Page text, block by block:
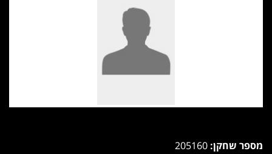
מספר שחקן: